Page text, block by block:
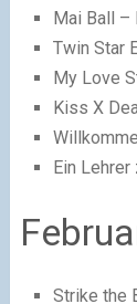
Mai Ball –
Twin Star
My Love
Kiss X
Ein
Strike the